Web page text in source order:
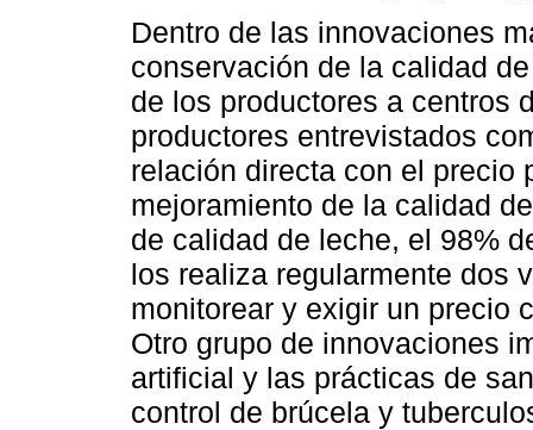
Dentro de las innovaciones
conservación de la calidad
de los productores a centros
productores entrevistados
relación directa con el precio
mejoramiento de la calidad
de calidad de leche, el 98%
los realiza regularmente dos
monitorear y exigir un precio
Otro grupo de innovaciones
artificial y las prácticas de
control de brúcela y